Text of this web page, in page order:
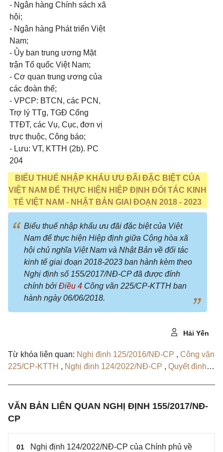
- Ngân hàng Chính sách xã
hội;
- Ngân hàng Phát triển Việt
Nam;
- Ủy ban trung ương Mặt
trận Tổ quốc Việt Nam;
- Cơ quan trung ương của
các đoàn thể;
- VPCP: BTCN, các PCN,
Trợ lý TTg, TGĐ Cổng
TTĐT, các Vụ, Cục, đơn vị
trực thuộc, Công báo;
- Lưu: VT, KTTH (2b). PC
204
BIỂU THUẾ NHẬP KHẨU ƯU ĐÃI ĐẶC BIỆT CỦA
VIỆT NAM ĐỂ THỰC HIỆN HIỆP ĐỊNH ĐỐI TÁC KINH
TẾ VIỆT NAM - NHẬT BẢN GIAI ĐOẠN 2018 - 2023
Biểu thuế nhập khẩu ưu đãi đặc biệt của Việt
Nam để thực hiện Hiệp định giữa Cộng hòa xã
hội chủ nghĩa Việt Nam và Nhật Bản về đối tác
kinh tế giai đoạn 2018-2023 ban hành kèm theo
Nghị định số 155/2017/NĐ-CP đã được đính
chính bởi Điều 4 Công văn 225/CP-KTTH ban
hành ngày 06/06/2018.
Hải Yến
Từ khóa liên quan: Nghị định 125/2016/NĐ-CP , Công văn
225/CP-KTTH , Nghị định 124/2022/NĐ-CP , Quyết định
VĂN BẢN LIÊN QUAN NGHỊ ĐỊNH 155/2017/NĐ-
CP
01
Nghị định 124/2022/NĐ-CP của Chính phủ về